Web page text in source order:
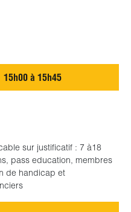
15h00 à 15h45
sur justificatif : 7 à18
pass education, membres
de handicap et